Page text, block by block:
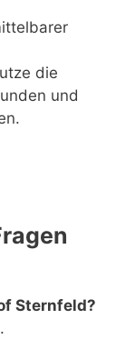
die
und
Sternfeld?